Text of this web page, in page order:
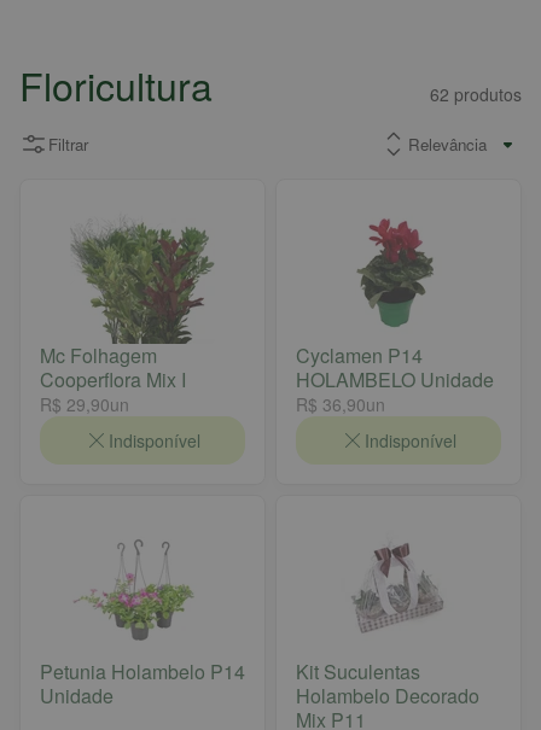
Floricultura 62 produtos
Filtrar
Mc Folhagem
Cooperflora Mix I
R$ 29,90un
Indisponível
Cyclamen P14
HOLAMBELO Unidade
R$ 36,90un
Indisponível
Petunia Holambelo P14
Unidade
Kit Suculentas
Holambelo Decorado
Mix P11